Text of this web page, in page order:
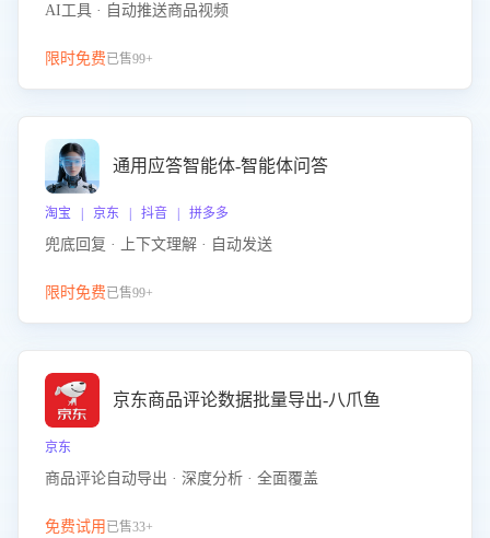
AI工具 · 自动推送商品视频
限时免费已售99+
通用应答智能体-智能体问答
淘宝 | 京东 | 抖音 | 拼多多
兜底回复 · 上下文理解 · 自动发送
限时免费已售99+
京东商品评论数据批量导出-八爪鱼
京东
商品评论自动导出 · 深度分析 · 全面覆盖
免费试用 已售33+